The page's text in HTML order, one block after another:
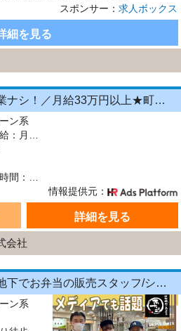
スポンサー： 求人ボックス
細を見る
＼投函メイン！営業＆残業ナシ！／月給33万円以上★町歩きをしながら投函♪20～50代活躍中☆年間休日125日以上！[26750231]
ン系
情報提供元：
詳細を見る
会社
【メディアで話題】デパ地下でお弁当の販売スタッフ/シフト融通⇒週1日×４h～☆扶養内OK/★経験・年齢・ブランク不問★Wワークにも最適♪【履歴書不要×昇給あり】
ン系